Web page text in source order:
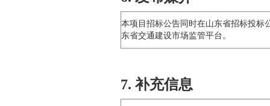
本项目招标公告同时在山东省招标投标
东省交通建设市场监管平台。
7. 补充信息